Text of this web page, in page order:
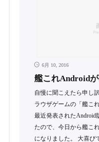
6月 10, 2016
艦これAndroid
自慢に聞こえたら申し
ラウザゲームの「艦こ
最近発表されたAndroid
たので、今日から艦こ
になりました。 大喜び